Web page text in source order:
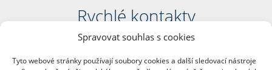
Spravovat souhlas s cookies
Tyto webové stránky používají soubory cookies a další sledovací nástroje
Rychlé kontakty
Filozofická fakulta
nám. Jana Palacha 1/2